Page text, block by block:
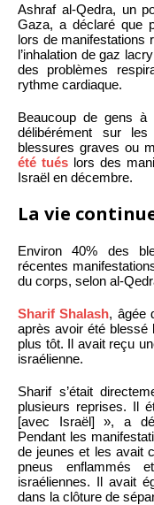
Ashraf al-Qedra, un
Gaza, a déclaré que
lors de manifestations
l’inhalation de gaz
des problèmes
rythme cardiaque.
Beaucoup de gens à
délibérément sur
blessures graves ou
été tués lors des
Israël en décembre.
La vie
Environ 40% des
récentes
du corps, selon al-
Sharif Shalash, âgée
après avoir été blessé
plus tôt. Il avait reçu
israélienne.
Sharif s’était
plusieurs reprises. Il
[avec Israël] », a
Pendant les
de jeunes et les avait
pneus enflammés
israéliennes. Il avait
dans la clôture de